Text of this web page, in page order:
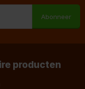
Abonneer
producten